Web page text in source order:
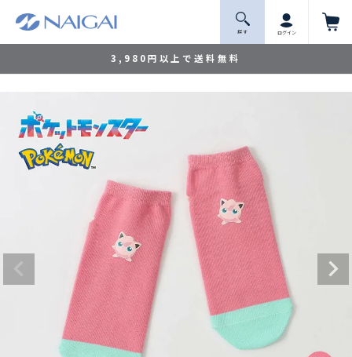
3,980円以上で送料無料
探 す ログイン